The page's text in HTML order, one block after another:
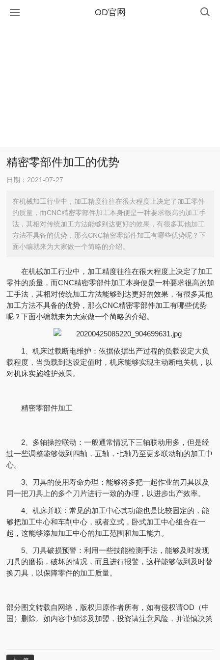
OD官网
精密零部件加工的优势
日期：2021-07-27
在机械加工行业中，加工精度往往在很大程度上决定了加工零件
的质量，而CNC精密零部件加工本身便是一种要求很高的加工手
法，其相对传统加工方法能够到达更好的效果，有很多其他加工
方法不具备的优势，那么CNC精密零部件加工有哪些优势呢？下
面小编就来为大家做一个简略的介绍。
在机械加工行业中，加工精度往往在很大程度上决定了加工
零件的质量，而CNC精密零部件加工本身便是一种要求很高的加
工手法，其相对传统加工方法能够到达更好的效果，有很多其他
加工方法不具备的优势，那么CNC精密零部件加工有哪些优势
呢？下面小编就来为大家做一个简略的介绍。
1、机床过载断电维护：依据依据出产过程的负载设定大负
载程度，当负载到达设定值时，机床能够实现主动断电关机，以
对机床实施维护效果。
精密零部件加工
2、多轴操控联动：一般通常情况下三轴联动用多，但是经
过一些调整能够做到四轴，五轴，七轴乃至更多联动轴的加工中
心。
3、刀具的使用寿命办理：能够将多把一起作业的刀具以及
同一把刀具上的多个刀片进行一致的办理，以进步出产效率。
4、机床并联：常见的加工中心其功能也是比较固定的，能
够把加工中心和车削中心，或者立式，卧式加工中心组合在一
起，这能够添加加工中心的加工范围和加工能力。
5、刀具破损预警：利用一些技能检测手法，能够及时发现
刀具的磨损，破坏的情况，而且进行报警，这样能够做到及时替
换刀具，以保障零件的加工质量。
部分图文转载自网络，版权归原作者所有，如有侵权请OD（中
国）删除。如内容中如涉及加盟，投资请注意风险，并谨慎决策